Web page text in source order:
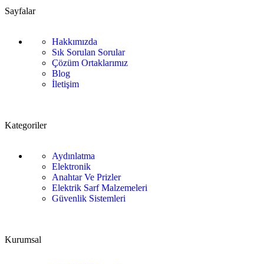
Sayfalar
Hakkımızda
Sık Sorulan Sorular
Çözüm Ortaklarımız
Blog
İletişim
Kategoriler
Aydınlatma
Elektronik
Anahtar Ve Prizler
Elektrik Sarf Malzemeleri
Güvenlik Sistemleri
Kurumsal